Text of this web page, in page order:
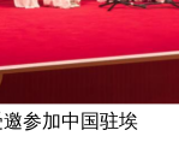
参加中国驻埃